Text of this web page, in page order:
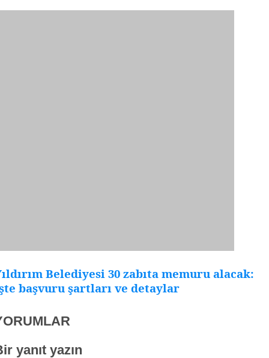
Belediyesi 30 zabıta memuru alacak:
başvuru şartları ve detaylar
yanıt yazın